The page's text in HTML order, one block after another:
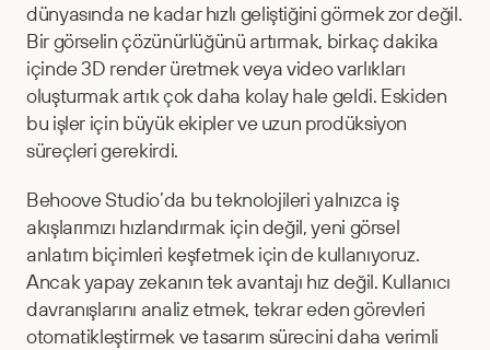
dünyasında ne kadar hızlı geliştiğini görmek zor değil.
Bir görselin çözünürlüğünü artırmak, birkaç dakika
içinde 3D render üretmek veya video varlıkları
oluşturmak artık çok daha kolay hale geldi. Eskiden
bu işler için büyük ekipler ve uzun prodüksiyon
süreçleri gerekirdi.
Behoove Studio’da bu teknolojileri yalnızca iş
akışlarımızı hızlandırmak için değil, yeni görsel
anlatım biçimleri keşfetmek için de kullanıyoruz.
Ancak yapay zekanın tek avantajı hız değil. Kullanıcı
davranışlarını analiz etmek, tekrar eden görevleri
otomatikleştirmek ve tasarım sürecini daha verimli